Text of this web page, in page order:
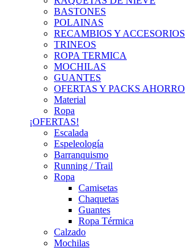
BASTONES
POLAINAS
RECAMBIOS Y ACCESORIOS
TRINEOS
ROPA TERMICA
MOCHILAS
GUANTES
OFERTAS Y PACKS AHORRO
Material
Ropa
¡OFERTAS!
Escalada
Espeleología
Barranquismo
Running / Trail
Ropa
Camisetas
Chaquetas
Guantes
Ropa Térmica
Calzado
Mochilas